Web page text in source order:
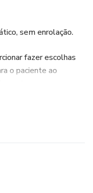
sem enrolação.
fazer escolhas
o paciente ao